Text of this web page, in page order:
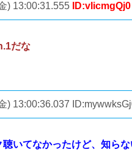
) 13:00:31.555 ID:vIicmgQj0
だな
) 13:00:36.037
聴いてなかったけど、知ら